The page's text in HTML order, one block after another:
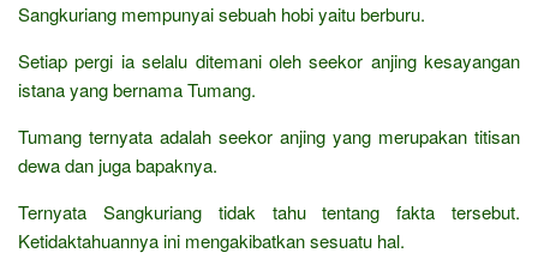
Sangkuriang mempunyai sebuah hobi yaitu berburu.
Setiap pergi ia selalu ditemani oleh seekor anjing kesayangan
istana yang bernama Tumang.
Tumang ternyata adalah seekor anjing yang merupakan titisan
dewa dan juga bapaknya.
Ternyata Sangkuriang tidak tahu tentang fakta tersebut.
Ketidaktahuannya ini mengakibatkan sesuatu hal.